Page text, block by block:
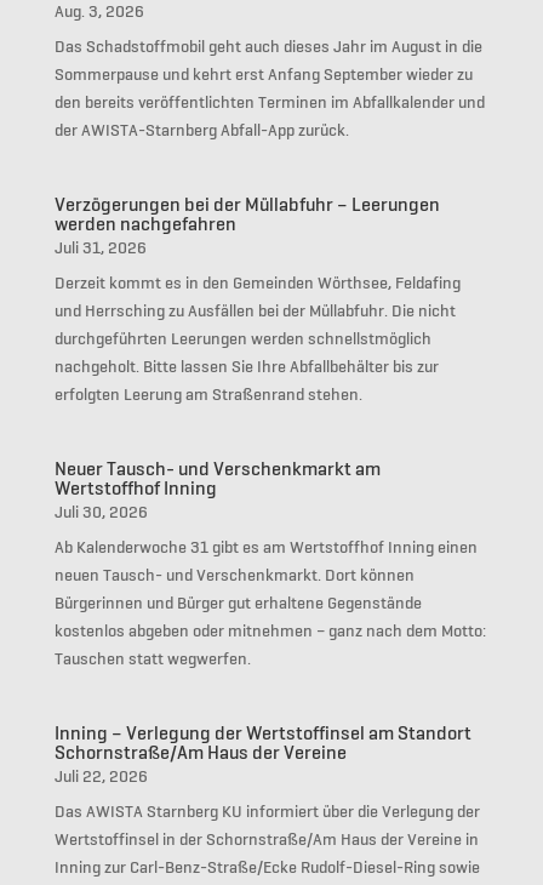
Aug. 3, 2026
Das Schadstoffmobil geht auch dieses Jahr im August in die
Sommerpause und kehrt erst Anfang September wieder zu
den bereits veröffentlichten Terminen im Abfallkalender und
der AWISTA-Starnberg Abfall-App zurück.
Verzögerungen bei der Müllabfuhr – Leerungen
werden nachgefahren
Juli 31, 2026
Derzeit kommt es in den Gemeinden Wörthsee, Feldafing
und Herrsching zu Ausfällen bei der Müllabfuhr. Die nicht
durchgeführten Leerungen werden schnellstmöglich
nachgeholt. Bitte lassen Sie Ihre Abfallbehälter bis zur
erfolgten Leerung am Straßenrand stehen.
Neuer Tausch- und Verschenkmarkt am
Wertstoffhof Inning
Juli 30, 2026
Ab Kalenderwoche 31 gibt es am Wertstoffhof Inning einen
neuen Tausch- und Verschenkmarkt. Dort können
Bürgerinnen und Bürger gut erhaltene Gegenstände
kostenlos abgeben oder mitnehmen – ganz nach dem Motto:
Tauschen statt wegwerfen.
Inning – Verlegung der Wertstoffinsel am Standort
Schornstraße/Am Haus der Vereine
Juli 22, 2026
Das AWISTA Starnberg KU informiert über die Verlegung der
Wertstoffinsel in der Schornstraße/Am Haus der Vereine in
Inning zur Carl-Benz-Straße/Ecke Rudolf-Diesel-Ring sowie